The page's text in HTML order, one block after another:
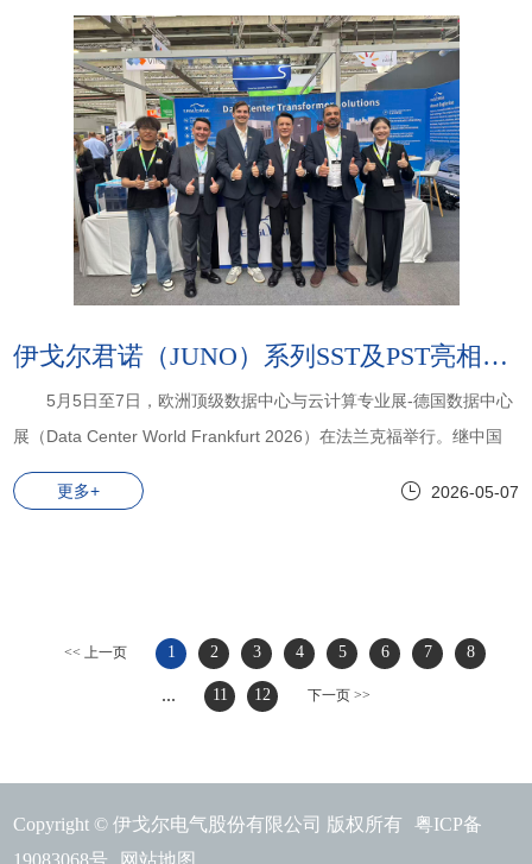
伊戈尔君诺（JUNO）系列SST及PST亮相法兰克福（德国)数据中心展，赋能欧洲智算新时代！
5月5日至7日，欧洲顶级数据中心与云计算专业展-德国数据中心
展（Data Center World Frankfurt 2026）在法兰克福举行。继中国
吉安首发、北美首秀之后，伊戈尔携君诺Juno系列固态变压器
（SST）及800V AIDC PST产品完成欧洲首展。
更多+ 2026-05-07
<< 上一页 1 2 3 4 5 6 7 8
... 11 12 下一页 >>
Copyright © 伊戈尔电气股份有限公司 版权所有
粤ICP备
19083068号
网站地图